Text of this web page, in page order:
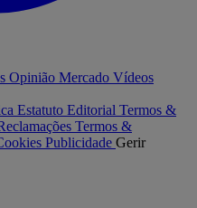
Opinião Mercado Vídeos
Estatuto Editorial Termos &
Termos &
Publicidade Gerir